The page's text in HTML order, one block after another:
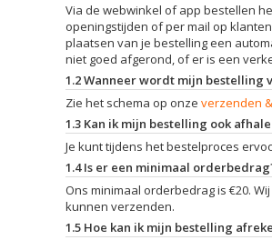
Via de webwinkel of app bestellen
openingstijden of per mail op
plaatsen van je bestelling een
niet goed afgerond, of er is een
1.2 Wanneer wordt mijn bestelling
Zie het schema op onze verzenden
1.3 Kan ik mijn bestelling ook
Je kunt tijdens het bestelproces
1.4 Is er een minimaal
Ons minimaal orderbedrag is €20.
kunnen verzenden.
1.5 Hoe kan ik mijn bestelling